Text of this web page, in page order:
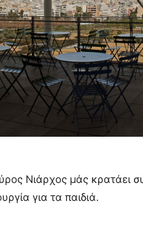
Νιάρχος μάς κρατάει
για τα παιδιά.